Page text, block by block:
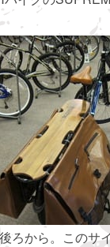
ろから。このサ